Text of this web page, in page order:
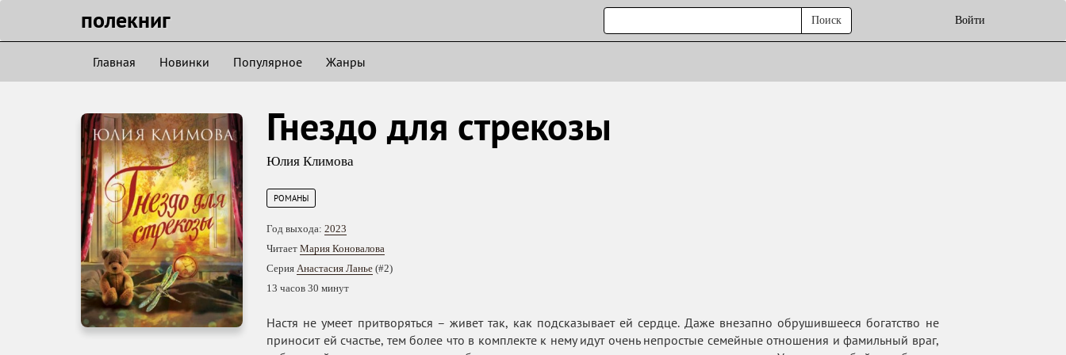
полекниг Войти
Поиск
Главная Новинки Популярное Жанры
Гнездо для стрекозы
Юлия Климова
РОМАНЫ
Год выхода: 2023
Читает Мария Коновалова
Серия Анастасия Ланье (#2)
13 часов 30 минут
Настя не умеет притворяться – живет так, как подсказывает ей сердце. Даже внезапно обрушившееся богатство не
приносит ей счастье, тем более что в комплекте к нему идут очень непростые семейные отношения и фамильный враг,